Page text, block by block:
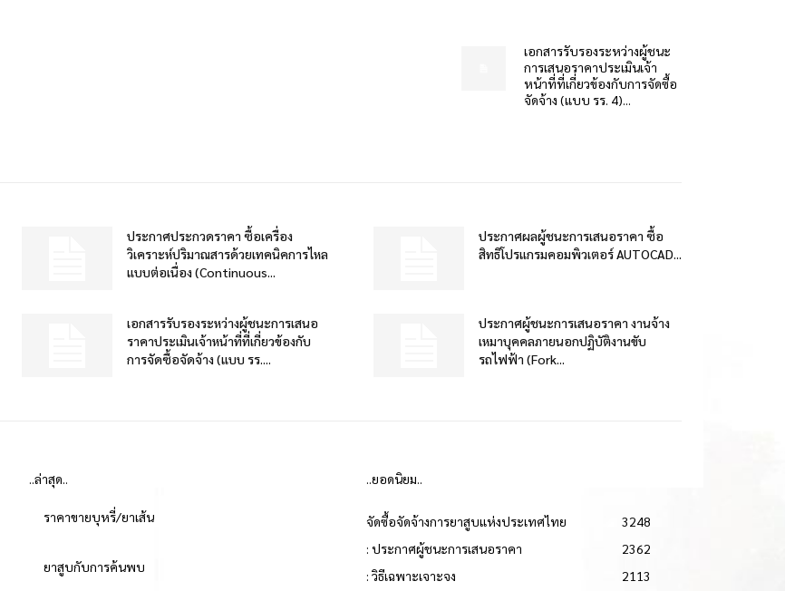
เอกสารรับรองระหว่างผู้ชนะ
การเสนอราคาประเมินเจ้า
หน้าที่ที่เกี่ยวข้องกับการจัดซื้อ
จัดจ้าง (แบบ รร. 4)...
ประกาศประกวดราคา ซื้อเครื่อง
วิเคราะห์ปริมาณสารด้วยเทคนิคการไหล
แบบต่อเนื่อง (Continuous...
ประกาศผลผู้ชนะการเสนอราคา ซื้อ
สิทธิโปรแกรมคอมพิวเตอร์ AUTOCAD...
เอกสารรับรองระหว่างผู้ชนะการเสนอ
ราคาประเมินเจ้าหน้าที่ที่เกี่ยวข้องกับ
การจัดซื้อจัดจ้าง (แบบ รร....
ประกาศผู้ชนะการเสนอราคา งานจ้าง
เหมาบุคคลภายนอกปฏิบัติงานขับ
รถไฟฟ้า (Fork...
..ล่าสุด..
ราคาขายบุหรี่/ยาเส้น
ยาสูบกับการค้นพบ
..ยอดนิยม..
จัดซื้อจัดจ้างการยาสูบแห่งประเทศไทย
3248
: ประกาศผู้ชนะการเสนอราคา
2362
: วิธีเฉพาะเจาะจง
2113